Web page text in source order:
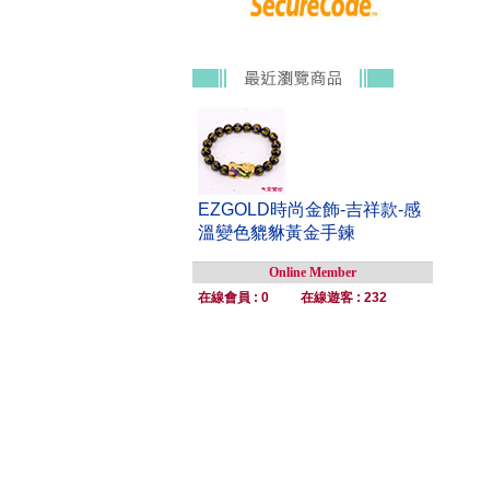
EZGOLD時尚金飾-吉祥款-感
溫變色貔貅黃金手鍊
Online Member
在線會員 : 0
在線遊客 : 232